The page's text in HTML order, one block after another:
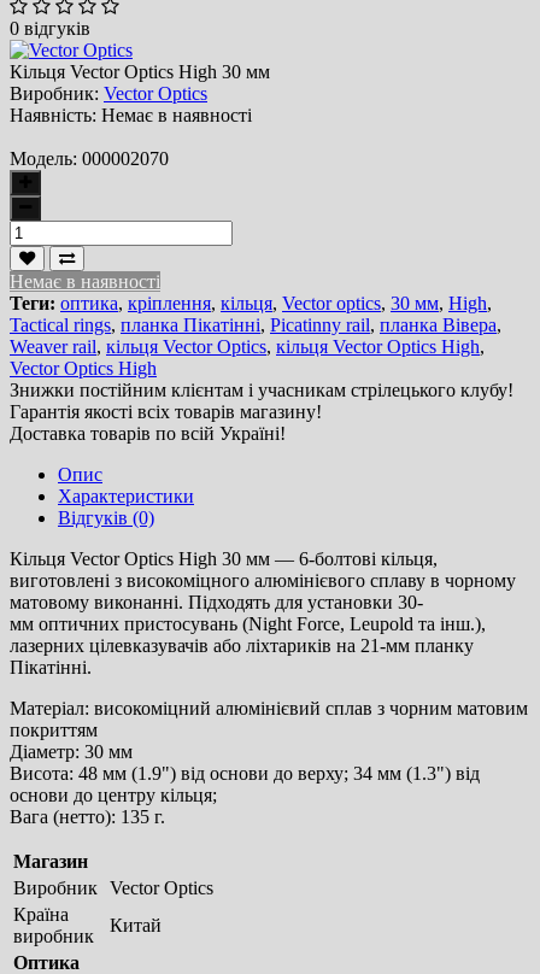
0 відгуків
Кільця Vector Optics High 30 мм
Виробник: Vector Optics
Наявність: Немає в наявності
Модель: 000002070
Немає в наявності
Теги: оптика, кріплення, кільця, Vector optics, 30 мм, High,
Tactical rings, планка Пікатінні, Picatinny rail, планка Вівера,
Weaver rail, кільця Vector Optics, кільця Vector Optics High,
Vector Optics High
Знижки постійним клієнтам і учасникам стрілецького клубу!
Гарантія якості всіх товарів магазину!
Доставка товарів по всій Україні!
Опис
Характеристики
Відгуків (0)
Кільця Vector Optics High 30 мм — 6-болтові кільця,
виготовлені з високоміцного алюмінієвого сплаву в чорному
матовому виконанні. Підходять для установки 30-
мм оптичних пристосувань (Night Force, Leupold та інш.),
лазерних цілевказувачів або ліхтариків на 21-мм планку
Пікатінні.
Матеріал: високоміцний алюмінієвий сплав з чорним матовим
покриттям
Діаметр: 30 мм
Висота: 48 мм (1.9") від основи до верху; 34 мм (1.3") від
основи до центру кільця;
Вага (нетто): 135 г.
Магазин
Виробник Vector Optics
Країна
виробник
Китай
Оптика